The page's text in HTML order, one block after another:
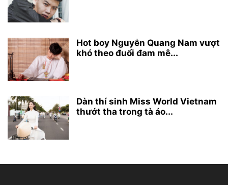
Hot boy Nguyễn Quang Nam vượt
khó theo đuổi đam mê...
Dàn thí sinh Miss World Vietnam
thướt tha trong tà áo...